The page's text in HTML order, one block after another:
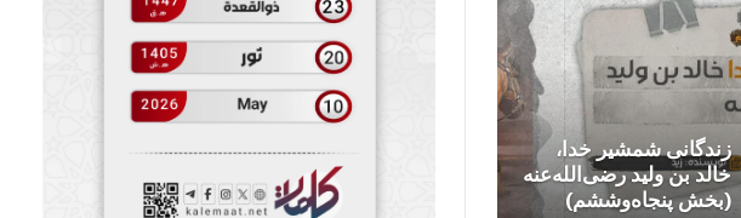
زندگانی شمشیر خدا،
خالد بن ولید رضی‌الله‌عنه
(بخش پنجاه‌وششم)